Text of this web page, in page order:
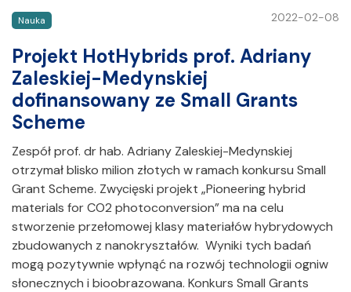
Nauka 2022-02-08
Projekt HotHybrids prof. Adriany
Zaleskiej-Medynskiej
dofinansowany ze Small Grants
Scheme
Zespół prof. dr hab. Adriany Zaleskiej-Medynskiej
otrzymał blisko milion złotych w ramach konkursu Small
Grant Scheme. Zwycięski projekt „Pioneering hybrid
materials for CO2 photoconversion” ma na celu
stworzenie przełomowej klasy materiałów hybrydowych
zbudowanych z nanokryształów. Wyniki tych badań
mogą pozytywnie wpłynąć na rozwój technologii ogniw
słonecznych i bioobrazowana. Konkurs Small Grants